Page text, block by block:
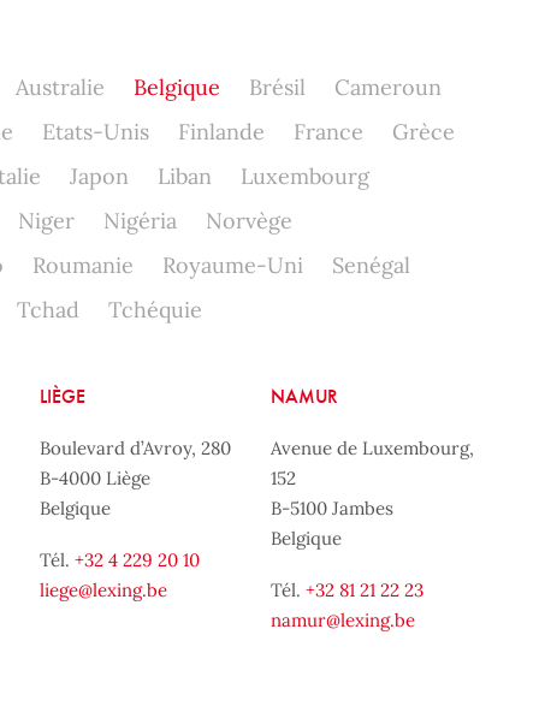
Australie Belgique Brésil
Cameroun
Etats-Unis Finlande France
Grèce
Japon Liban
Luxembourg
Niger Nigéria
Norvège
Roumanie Royaume-Uni
Senégal
Tchad Tchéquie
LIÈGE
Boulevard d’Avroy, 280
B-4000 Liège
Belgique
Tél. +32 4 229 20 10
liege@lexing.be
NAMUR
Avenue de Luxembourg,
152
B-5100 Jambes
Belgique
Tél.+32 81 21 22 23
namur@lexing.be